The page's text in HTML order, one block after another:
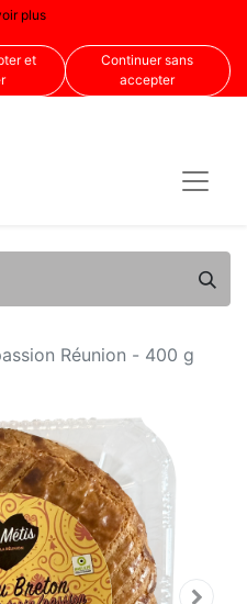
Réunion - 400 g
plus
et
Continuer sans
accepter